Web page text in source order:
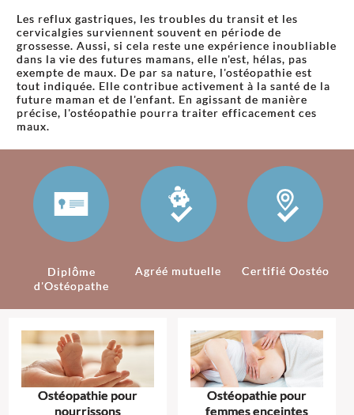
Les reflux gastriques, les troubles du transit et les
cervicalgies surviennent souvent en période de
grossesse. Aussi, si cela reste une expérience inoubliable
dans la vie des futures mamans, elle n'est, hélas, pas
exempte de maux. De par sa nature, l'ostéopathie est
tout indiquée. Elle contribue activement à la santé de la
future maman et de l'enfant. En agissant de manière
précise, l'ostéopathie pourra traiter efficacement ces
maux.
Diplôme
d'Ostéopathe
Agréé mutuelle Certifié Oostéo
Ostéopathie pour
nourrissons
Ostéopathie pour
femmes enceintes